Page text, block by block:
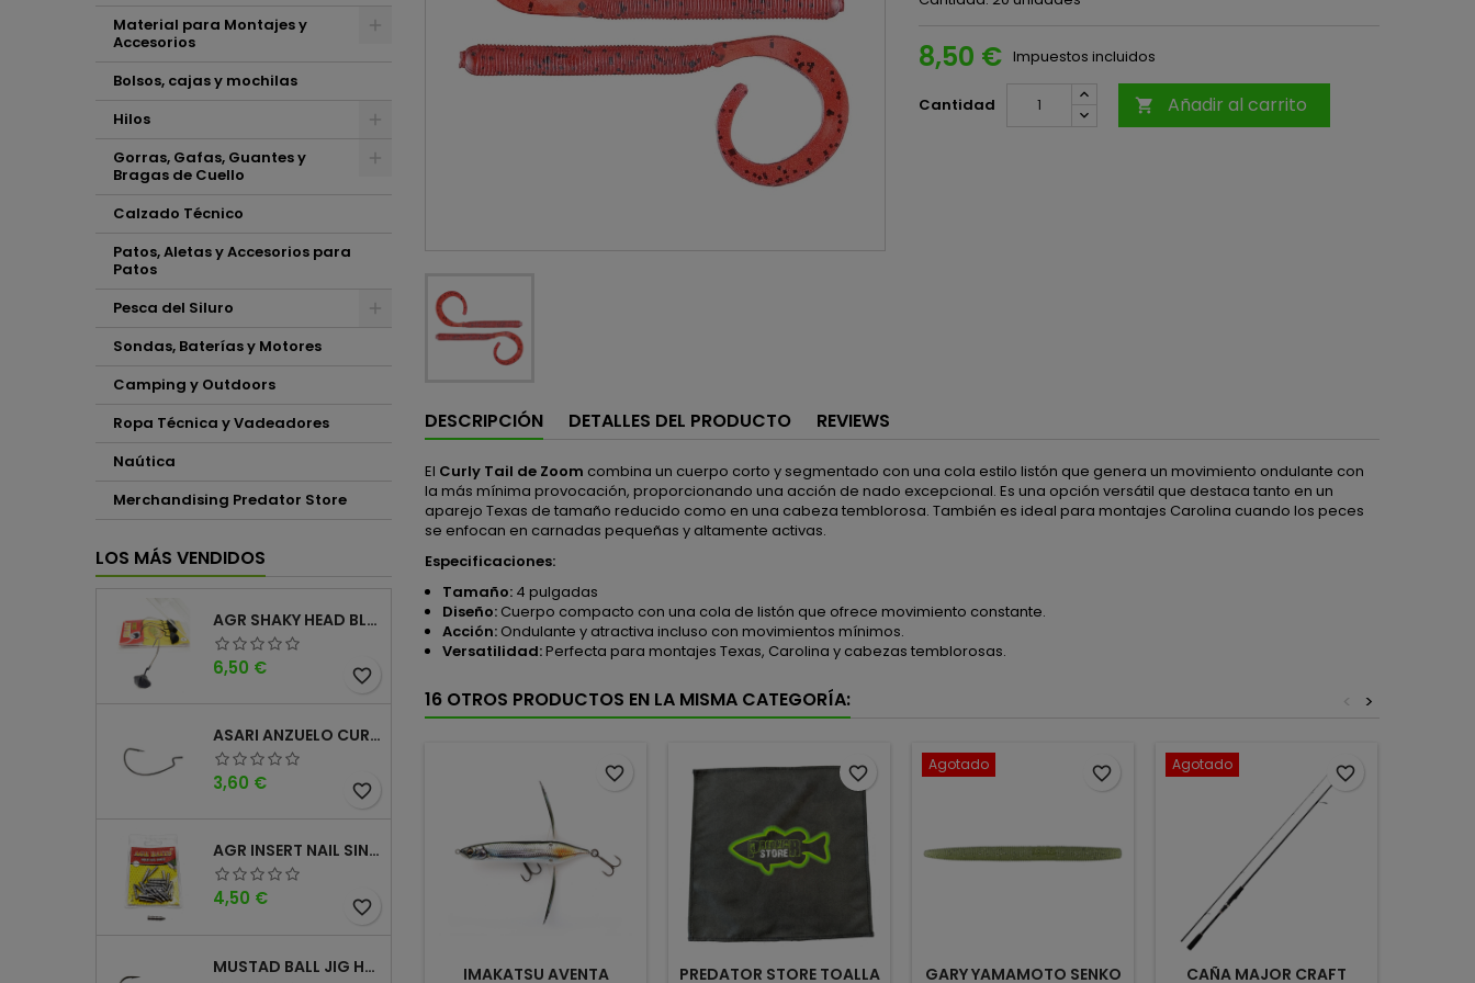
Material para Montajes y
Accesorios
Bolsos, cajas y mochilas
Hilos
Gorras, Gafas, Guantes y
Bragas de Cuello
Calzado Técnico
Patos, Aletas y Accesorios para
Patos
Pesca del Siluro
Sondas, Baterías y Motores
Camping y Outdoors
Ropa Técnica y Vadeadores
Naútica
Merchandising Predator Store
LOS MÁS VENDIDOS
AGR SHAKY HEAD BLACK 4PK
Precio
6,50 € favorite_border
ASARI ANZUELO CURVO CAROLINA WORM
Precio
3,60 € favorite_border
AGR INSERT NAIL SINKER
Precio
4,50 € favorite_border
MUSTAD BALL JIG HEAD KEEPER
8,50 € Impuestos incluidos
Cantidad  Añadir al carrito
DESCRIPCIÓN DETALLES DEL PRODUCTO REVIEWS
El Curly Tail de Zoom combina un cuerpo corto y segmentado con una cola estilo listón que genera un movimiento ondulante con
la más mínima provocación, proporcionando una acción de nado excepcional. Es una opción versátil que destaca tanto en un
aparejo Texas de tamaño reducido como en una cabeza temblorosa. También es ideal para montajes Carolina cuando los peces
se enfocan en carnadas pequeñas y altamente activas.
Especificaciones:
Tamaño: 4 pulgadas
Diseño: Cuerpo compacto con una cola de listón que ofrece movimiento constante.
Acción: Ondulante y atractiva incluso con movimientos mínimos.
Versatilidad:Perfecta para montajes Texas, Carolina y cabezas temblorosas.
16 OTROS PRODUCTOS EN LA MISMA CATEGORÍA: >
<
IMAKATSU AVENTA
favorite_border
PREDATOR STORE TOALLA
favorite_border Agotado
GARY YAMAMOTO SENKO
favorite_border Agotado
CAÑA MAJOR CRAFT
favorite_border